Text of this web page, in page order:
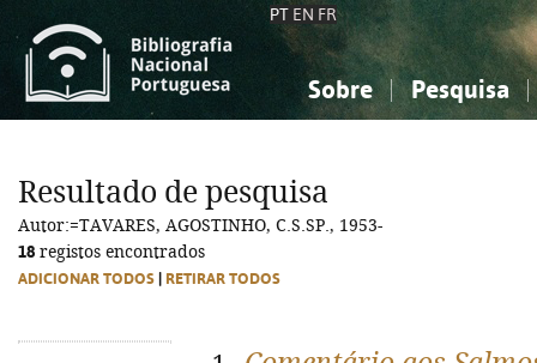
PT EN FR
Sobre Pesquisa
Ciências sociais...
Arte, desporto...
Ciências sociais...
Arte, desporto...
Resultado de pesquisa
Autor:=TAVARES, AGOSTINHO, C.S.SP., 1953-
18 registos encontrados
ADICIONAR TODOS RETIRAR TODOS